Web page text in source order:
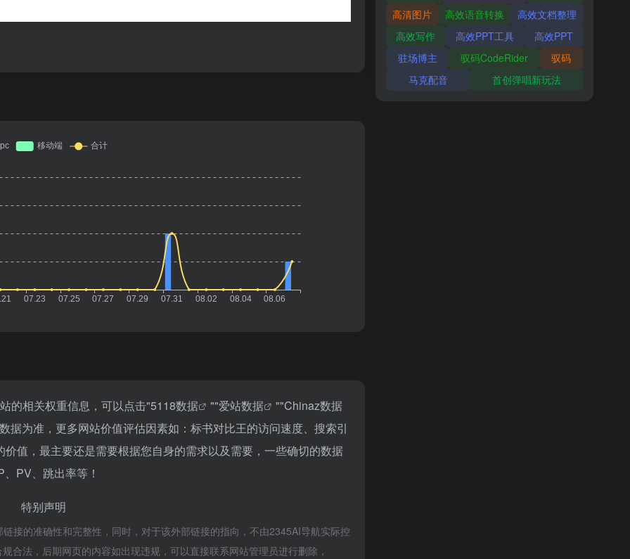
的相关权重信息，可以点击"5118数据 ""爱站数据 ""Chinaz数据
据为准，更多网站价值评估因素如：标书对比王的访问速度、搜索引
值，最主要还是需要根据您自身的需求以及需要，一些确切的数据
PV、跳出率等！
特别声明
接的准确性和完整性，同时，对于该外部链接的指向，不由2345AI导航实际控
合法，后期网页的内容如出现违规，可以直接联系网站管理员进行删除，
高清图片
高效语音转换
高效文档整理
高效写作
高效PPT工具
高效PPT
驻场博主
驭码CodeRider
驭码
马克配音
首创弹唱新玩法